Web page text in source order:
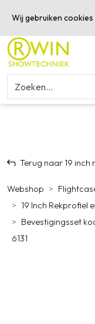
050-3601616
Terug naar 19
Webshop
19 Inch Rekprofiel
Bevestigingsset
6131
Wij gebruiken cookies